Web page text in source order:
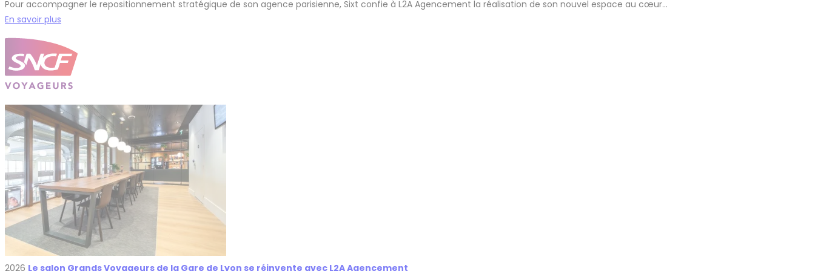
Pour accompagner le repositionnement stratégique de son agence parisienne, Sixt confie à L2A Agencement la réalisation de son nouvel espace au cœur…
En savoir plus
2026 Le salon Grands Voyageurs de la Gare de Lyon se réinvente avec L2A Agencement